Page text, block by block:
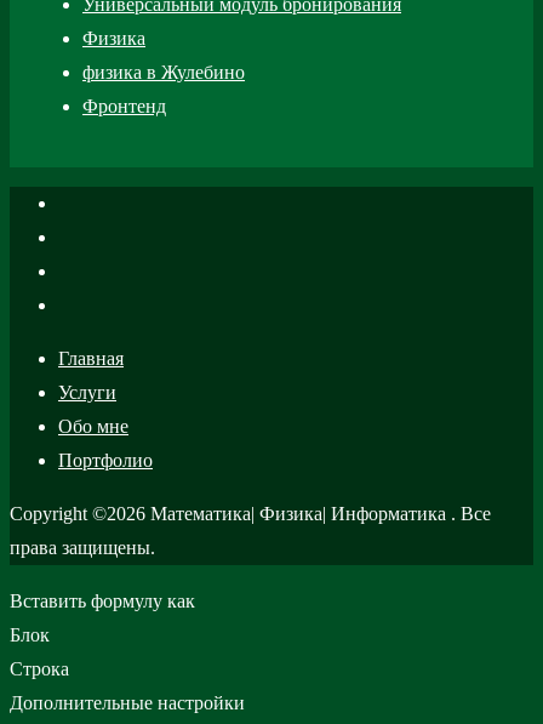
Физика
физика в Жулебино
Фронтенд
Главная
Услуги
Обо мне
Портфолио
Copyright ©2026 Математика| Физика| Информатика . Все
права защищены.
Вставить формулу как
Блок
Строка
Дополнительные настройки